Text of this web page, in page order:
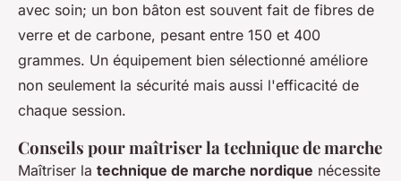
avec soin; un bon bâton est souvent fait de fibres de
verre et de carbone, pesant entre 150 et 400
grammes. Un équipement bien sélectionné améliore
non seulement la sécurité mais aussi l'efficacité de
chaque session.
Conseils pour maîtriser la technique de marche
Maîtriser la technique de marche nordique nécessite